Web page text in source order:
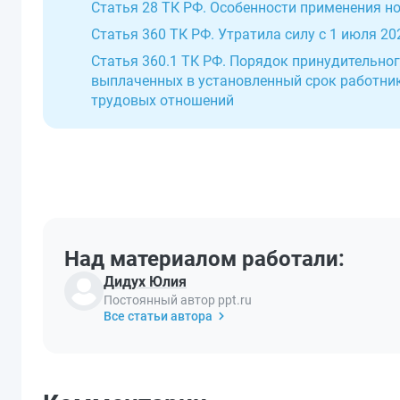
Статья 28 ТК РФ. Особенности применения
Статья 360 ТК РФ. Утратила силу с 1 июля
Статья 360.1 ТК РФ. Порядок
выплаченных в установленный срок
трудовых отношений
Над материалом работали:
Дидух Юлия
Постоянный автор ppt.ru
Все статьи автора